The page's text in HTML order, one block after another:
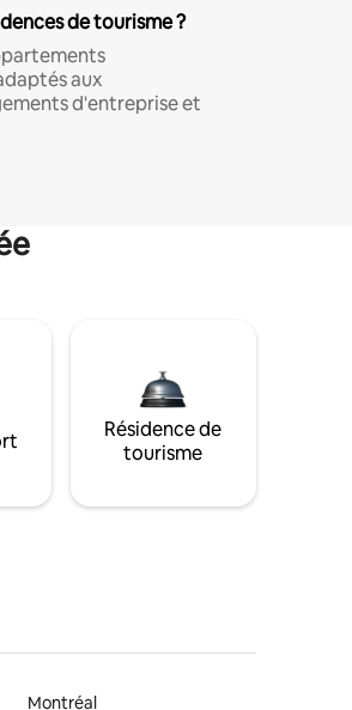
de tourisme ?
aux
d'entreprise et
Résidence de
tourisme
Montréal